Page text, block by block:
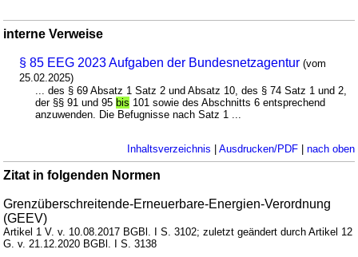
interne Verweise
§ 85 EEG 2023 Aufgaben der Bundesnetzagentur (vom
25.02.2025)
... des § 69 Absatz 1 Satz 2 und Absatz 10, des § 74 Satz 1 und 2,
der §§ 91 und 95 bis 101 sowie des Abschnitts 6 entsprechend
anzuwenden. Die Befugnisse nach Satz 1 ...
Inhaltsverzeichnis Ausdrucken/PDF| nach oben
Zitat in folgenden Normen
Grenzüberschreitende-Erneuerbare-Energien-Verordnung
(GEEV)
Artikel 1 V. v. 10.08.2017 BGBl. I S. 3102; zuletzt geändert durch Artikel 12
G. v. 21.12.2020 BGBl. I S. 3138